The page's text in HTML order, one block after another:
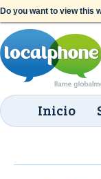
Do you want to view this
Inicio